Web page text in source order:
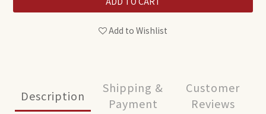
Add to Wishlist
Description
Shipping &
Payment
Customer
Reviews